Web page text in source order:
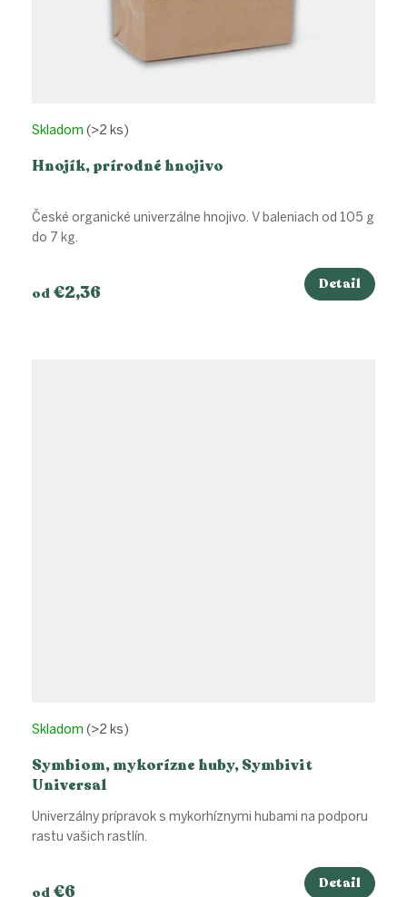
Hnojík, prírodné hnojivo
Skladom (>2 ks)
od €2,36 Detail
České organické univerzálne hnojivo. V baleniach od 105 g
do 7 kg.
Symbiom, mykorízne huby, Symbivit
Universal
Skladom (>2 ks)
od €6 Detail
Univerzálny prípravok s mykorhíznymi hubami na podporu
rastu vašich rastlín.